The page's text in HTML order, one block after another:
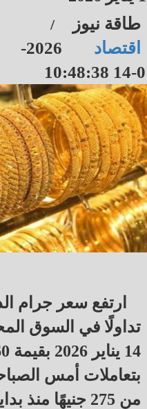
طاقة نيوز /
اقتصاد
2026-
01-14
تداولًا في السوق
بتعاملات أمس
من 275 جنيهًا